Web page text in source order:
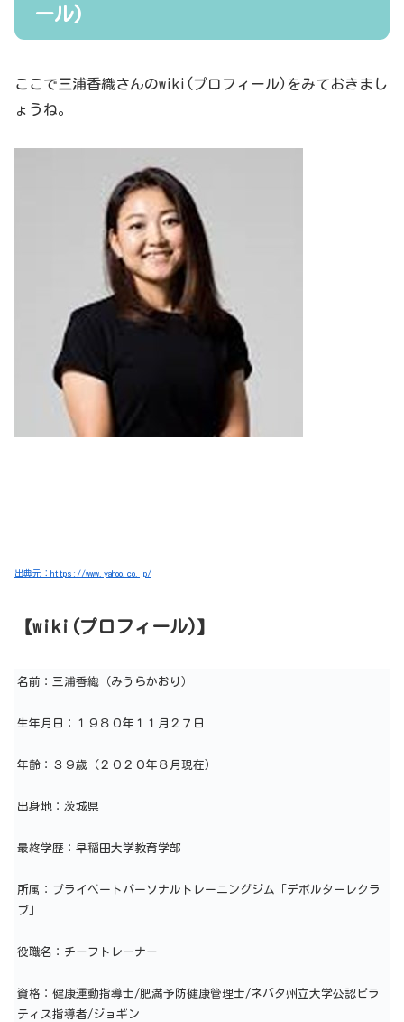
ール)
ここで三浦香織さんのwiki(プロフィール)をみておきまし
ょうね。
出典元：https://www.yahoo.co.jp/
【wiki(プロフィール)】
名前：三浦香織（みうらかおり）
生年月日：１９８０年１１月２７日
年齢：３９歳（２０２０年８月現在）
出身地：茨城県
最終学歴：早稲田大学教育学部
所属：プライベートパーソナルトレーニングジム「デポルターレクラ
ブ」
役職名：チーフトレーナー
資格：健康運動指導士/肥満予防健康管理士/ネバタ州立大学公認ピラ
ティス指導者/ジョギン